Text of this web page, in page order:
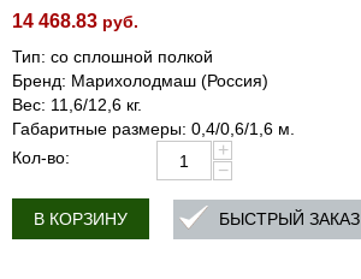
14 468.83 руб.
Тип: со сплошной полкой
Бренд: Марихолодмаш (Россия)
Вес: 11,6/12,6 кг.
Габаритные размеры: 0,4/0,6/1,6 м.
Кол-во:
+
−
В КОРЗИНУ БЫСТРЫЙ ЗАКАЗ